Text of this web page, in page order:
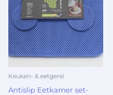
Keuken- & eetgerei
Antislip Eetkamer set-